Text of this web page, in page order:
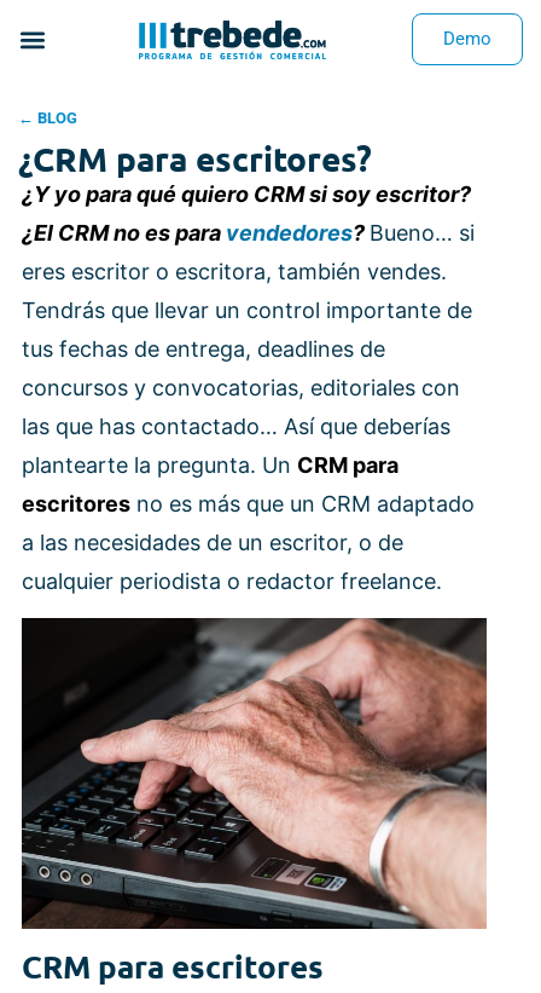
Demo
← BLOG
¿CRM para escritores?
¿Y yo para qué quiero CRM si soy escritor?
¿El CRM no es para vendedores? Bueno… si
eres escritor o escritora, también vendes.
Tendrás que llevar un control importante de
tus fechas de entrega, deadlines de
concursos y convocatorias, editoriales con
las que has contactado… Así que deberías
plantearte la pregunta. Un CRM para
escritores no es más que un CRM adaptado
a las necesidades de un escritor, o de
cualquier periodista o redactor freelance.
CRM para escritores